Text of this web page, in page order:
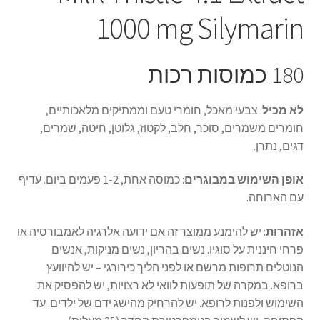
1000 mg Silymarin
180 כמוסות רכות
לא מכיל: צבעי מאכל, חומרי טעם וממתיקים מלאכותיים,
חומרים משמרים, סוכר, חלב, לקטוז, גלוטן, חיטה, שמרים,
דגים, נתרן.
אופן השימוש במבוגרים
: כמוסה אחת, 1-2 פעמים ביום. עדיף
עם הארוחה.
אזהרות: יש להימנע ממוצר זה אם ידועה אלרגיה לאמבורסיה או
פרחי חיננית על סוגיו. נשים בהריון, נשים מניקות, אנשים
הנוטלים תרופות מרשם או לפני הליך כירורגי – יש להיוועץ
ברופא. במקרה של תופעות לוואי לא רצויות, יש להפסיק את
השימוש ולפנות לרופא. יש להרחיק מהישג ידם של ילדים. עד